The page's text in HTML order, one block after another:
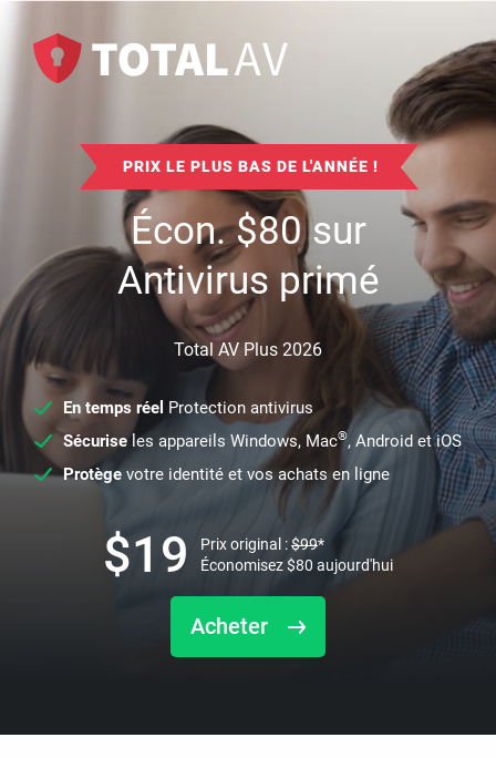
PRIX LE PLUS BAS DE L'ANNÉE !
Écon.$80sur
Antivirus primé
Total AV Plus 2026
En temps réel Protection antivirus
Sécuriseles appareils Windows, Mac®, Android et iOS
Protège votre identité et vos achats en ligne
Acheter
$19 Prix original :$99*
Économisez$80 aujourd'hui